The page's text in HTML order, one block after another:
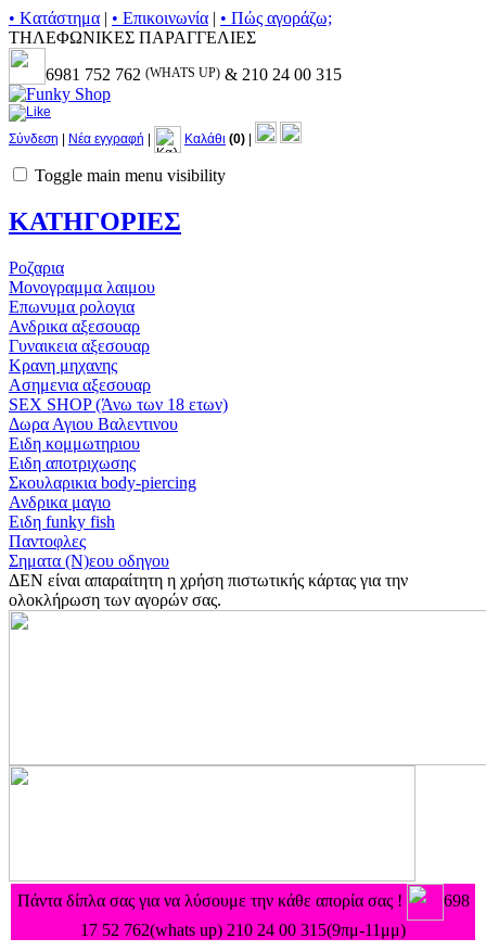
• Kατάστημα | • Επικοινωνία | • Πώς αγοράζω;
ΤΗΛΕΦΩΝΙΚΕΣ ΠΑΡΑΓΓΕΛΙΕΣ
6981 752 762 (WHATS UP) & 210 24 00 315
Σύνδεση Νέα εγγραφή Καλάθι (0)
Toggle main menu visibility
ΚΑΤΗΓΟΡΙΕΣ
Ροζαρια
Μονογραμμα λαιμου
Επωνυμα ρολογια
Ανδρικα αξεσουαρ
Γυναικεια αξεσουαρ
Κρανη μηχανης
Ασημενια αξεσουαρ
SEX SHOP (Άνω των 18 ετων)
Δωρα Αγιου Βαλεντινου
Ειδη κομμωτηριου
Ειδη αποτριχωσης
Σκουλαρικια body-piercing
Ανδρικα μαγιο
Ειδη funky fish
Παντοφλες
Σηματα (Ν)εου οδηγου
ΔΕΝ είναι απαραίτητη η χρήση πιστωτικής κάρτας για την
ολοκλήρωση των αγορών σας.
Πάντα δίπλα σας για να λύσουμε την κάθε απορία σας !
698
17 52 762(whats up) 210 24 00 315(9πμ-11μμ)